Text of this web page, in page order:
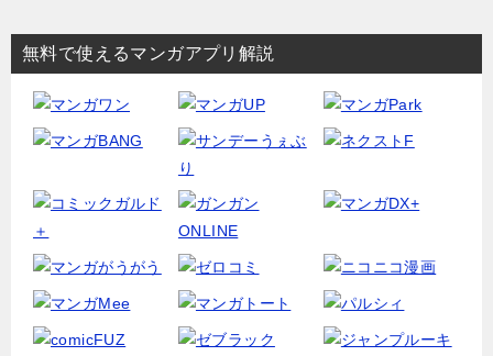
無料で使えるマンガアプリ解説